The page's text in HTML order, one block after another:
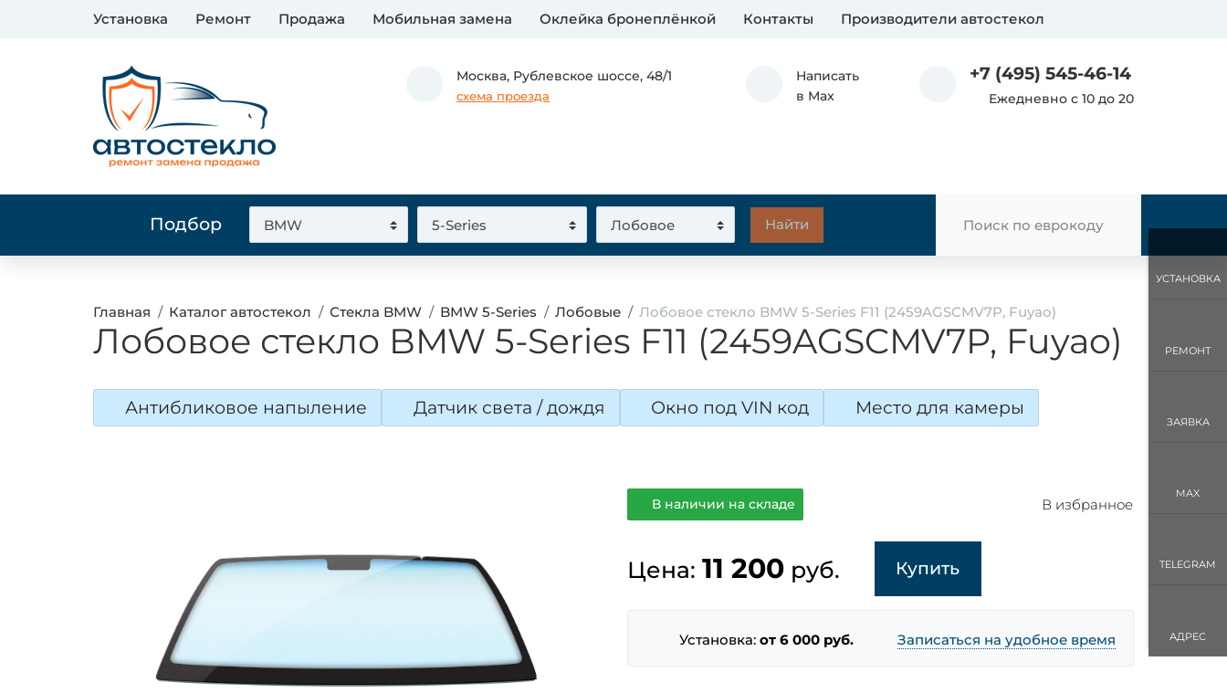
Установка Ремонт Продажа Мобильная замена Оклейка бронеплёнкой Контакты Производители автостекол
Москва, Рублевское шоссе, 48/1
схема проезда
Написать
в Max
+7 (495) 545-46-14
Ежедневно с 10 до 20
Подбор
Главная Каталог автостекол Стекла BMW BMW 5-Series Лобовые Лобовое стекло BMW 5-Series F11 (2459AGSCMV7P, Fuyao)
Лобовое стекло BMW 5-Series F11 (2459AGSCMV7P, Fuyao)
Антибликовое напыление Датчик света / дождя Окно под VIN код Место для камеры
В наличии на складе В избранное
Цена: 11 200 руб. Купить
Установка:от 6 000 руб. Записаться на удобное время
УСТАНОВКА
РЕМОНТ
ЗАЯВКА
MAX
TELEGRAM
АДРЕС